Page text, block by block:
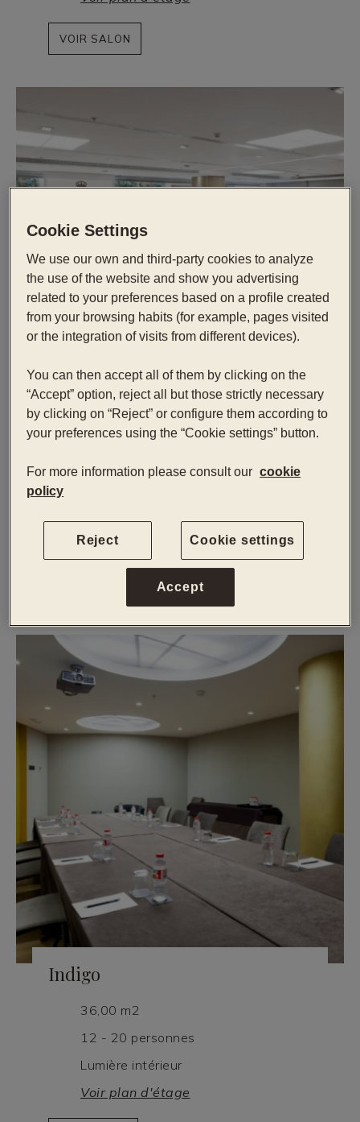
VOIR SALON
Salon Bordeaux
119,20 m2
Lumière naturelle
Voir plan d'étage
Indigo
36,00 m2
12 - 20 personnes
Lumière intérieur
Voir plan d'étage
Cookie Settings
We use our own and third-party cookies to analyze
the use of the website and show you advertising
related to your preferences based on a profile created
from your browsing habits (for example, pages visited
or the integration of visits from different devices).
You can then accept all of them by clicking on the
“Accept” option, reject all but those strictly necessary
by clicking on “Reject” or configure them according to
your preferences using the “Cookie settings” button.
For more information please consult our cookie
policy
Reject
Accept
Cookie settings